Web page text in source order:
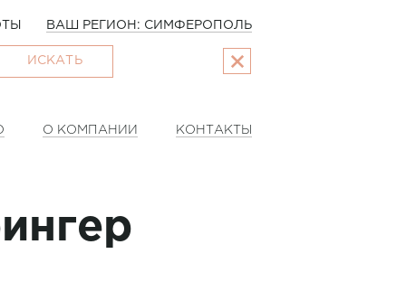
ВАШ РЕГИОН: СИМФЕРОПОЛЬ
ИСКАТЬ
О КОМПАНИИ КОНТАКТЫ